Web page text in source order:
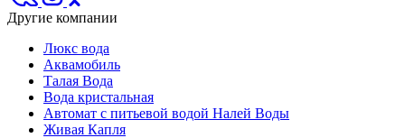
Другие компании
Люкс вода
Аквамобиль
Талая Вода
Вода кристальная
Автомат с питьевой водой Налей Воды
Живая Капля